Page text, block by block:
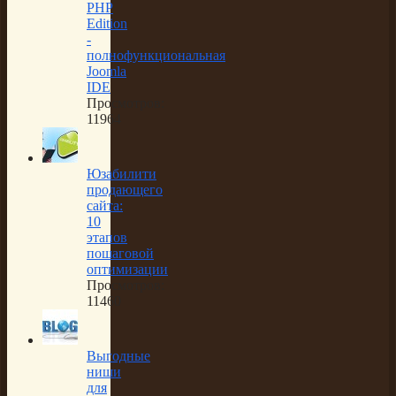
PHP
Edition
-
полнофункциональная
Joomla
IDE
Просмотров:
11964
Юзабилити
продающего
сайта:
10
этапов
пошаговой
оптимизации
Просмотров:
11460
Выгодные
ниши
для